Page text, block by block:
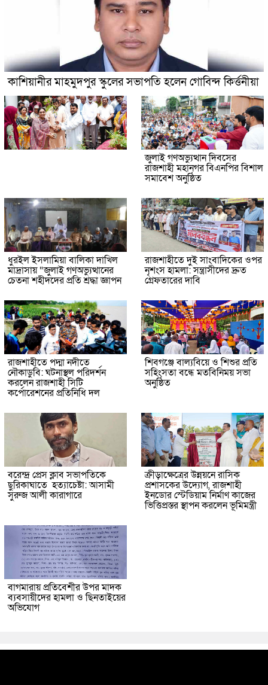
কাশিয়ানীর মাহমুদপুর স্কুলের সভাপতি হলেন গোবিন্দ কির্ত্তনীয়া
জুলাই গণঅভ্যুত্থান দিবসের
রাজশাহী মহানগর বিএনপির বিশাল
সমাবেশ অনুষ্ঠিত
ধুরইল ইসলামিয়া বালিকা দাখিল
মাদ্রাসায় “জুলাই গণঅভ্যুত্থানের
চেতনা শহীদদের প্রতি শ্রদ্ধা জ্ঞাপন
রাজশাহীতে দুই সাংবাদিকের ওপর
নৃশংস হামলা: সন্ত্রাসীদের দ্রুত
গ্রেফতারের দাবি
রাজশাহীতে পদ্মা নদীতে
নৌকাডুবি: ঘটনাস্থল পরিদর্শন
করলেন রাজশাহী সিটি
কর্পোরেশনের প্রতিনিধি দল
শিবগঞ্জে বাল্যবিয়ে ও শিশুর প্রতি
সহিংসতা বন্ধে মতবিনিময় সভা
অনুষ্ঠিত
বরেন্দ্র প্রেস ক্লাব সভাপতিকে
ছুরিকাঘাতে হত্যাচেষ্টা: আসামী
সুরুজ আলী কারাগারে
ক্রীড়াক্ষেত্রের উন্নয়নে রাসিক
প্রশাসকের উদ্যোগ, রাজশাহী
ইনডোর স্টেডিয়াম নির্মাণ কাজের
ভিত্তিপ্রস্তর স্থাপন করলেন ভূমিমন্ত্রী
বাগমারায় প্রতিবেশীর উপর মাদক
ব্যবসায়ীদের হামলা ও ছিনতাইয়ের
অভিযোগ